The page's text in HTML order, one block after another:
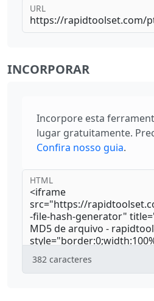
URL
INCORPORAR
Incorpore esta
lugar gratuitamente.
Confira nosso guia.
HTML
382 caracteres